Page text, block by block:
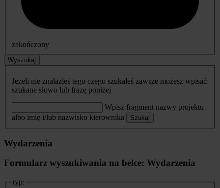
zakończony
Wyszukaj
Jeżeli nie znalazłeś tego czego szukałeś zawsze możesz wpisać
szukane słowo lub frazę poniżej
Wpisz fragment nazwy projektu
albo imię i/lub nazwisko kierownika
Szukaj
Wydarzenia
Formularz wyszukiwania na belce: Wydarzenia
typ: